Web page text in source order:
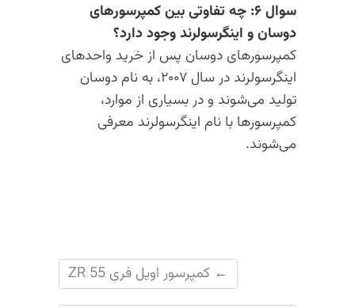
سوال ۶: چه تفاوتی بین کمپرسورهای
دوسان و اینگرسولرند وجود دارد؟
کمپرسورهای دوسان پس از خرید واحدهای
اینگرسولرند در سال ۲۰۰۷، به نام دوسان
تولید می‌شوند و در بسیاری از موارد،
کمپرسورها با نام اینگرسولرند معرفی
می‌شوند.
← کمپرسور اویل فری ZR 55